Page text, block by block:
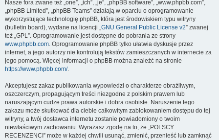
Nasze fora zwane też „one”, „ich”, „je”, „phpBB software”, „www.phpbb.com”,
„phpBB Limited”, „phpBB Teams” działają w oparciu o oprogramowanie
wykorzystujące technologię phpBB, która jest środowiskiem typu witryny
(bulletin board), wydane na licencji „GNU General Public License v2” zwanej
też „GPL”. Oprogramowanie jest dostępne do pobrania ze strony
www.phpbb.com. Oprogramowanie phpBB tylko ułatwia dyskusje przez
internet, a jego autorzy nie kontrolują tekstów zamieszczanych w internecie za
jego pomocą. Więcej informacji o phpBB można znaleźć na stronie
https://www.phpbb.com/.
Akceptujesz zakaz publikowania wypowiedzi o charakterze obraźliwym,
oszczerczym, propagującym treści niezgodne z polskim prawem lub
naruszającym cudze prawa autorskie i dobra osobiste. Naruszenie tego
zakazu może skutkować dla ciebie całkowitym zablokowaniem dostępu do tej
witryny, a twój dostawca internetu zostanie powiadomiony o twoim
niewłaściwym zachowaniu. Wyrażasz zgodę na to, że „POLSCY
RECENZENCI” może w każdej chwili usunąć, zmienić, przenieść lub zamknąć